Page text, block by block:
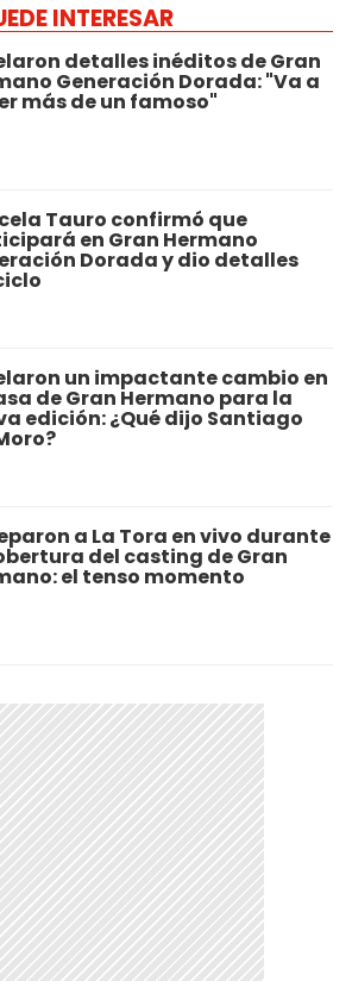
INTERESAR
detalles inéditos de Gran
Generación Dorada: "Va a
más de un famoso"
Tauro confirmó que
en Gran Hermano
Dorada y dio detalles
un impactante cambio en
de Gran Hermano para la
edición: ¿Qué dijo Santiago
a La Tora en vivo durante
del casting de Gran
el tenso momento